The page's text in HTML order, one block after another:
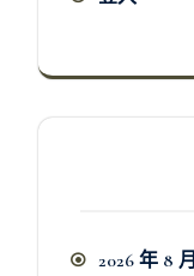
2026 年 8 月